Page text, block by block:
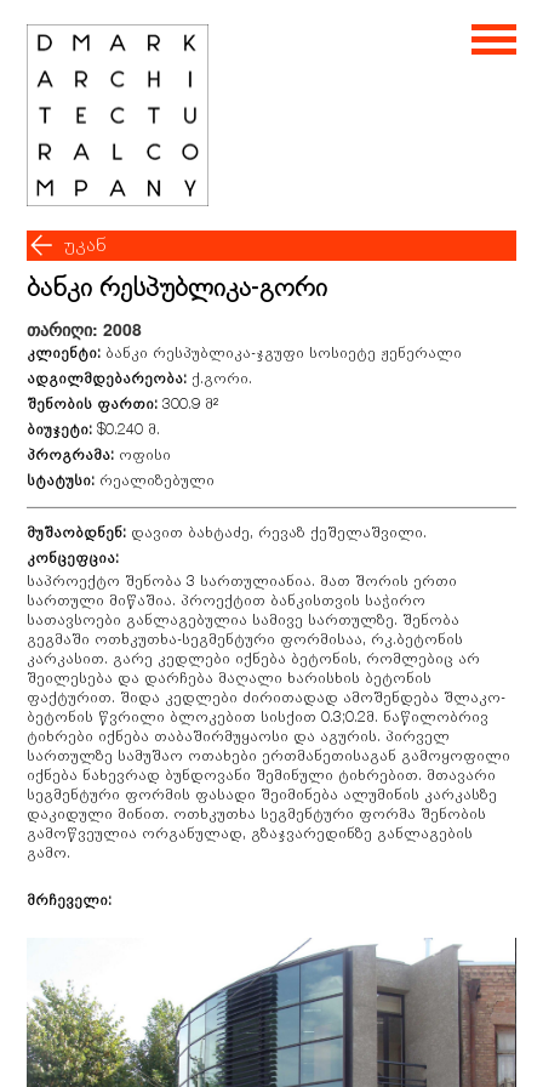
უკან
ბანკი რესპუბლიკა-გორი
თარიღი: 2008
კლიენტი: ბანკი რესპუბლიკა-ჯგუფი სოსიეტე ჟენერალი
ადგილმდებარეობა: ქ.გორი.
შენობის ფართი: 300.9 მ²
ბიუჯეტი: $0.240 მ.
პროგრამა: ოფისი
სტატუსი: რეალიზებული
მუშაობდნენ: დავით ბახტაძე, რევაზ ქეშელაშვილი.
კონცეფცია:
საპროექტო შენობა 3 სართულიანია. მათ შორის ერთი
სართული მიწაშია. პროექტით ბანკისთვის საჭირო
სათავსოები განლაგებულია სამივე სართულზე. შენობა
გეგმაში ოთხკუთხა-სეგმენტური ფორმისაა, რკ.ბეტონის
კარკასით. გარე კედლები იქნება ბეტონის, რომლებიც არ
შეილესება და დარჩება მაღალი ხარისხის ბეტონის
ფაქტურით. შიდა კედლები ძირითადად ამოშენდება შლაკო-
ბეტონის წვრილი ბლოკებით სისქით 0.3;0.2მ. ნაწილობრივ
ტიხრები იქნება თაბაშირმუყაოსი და აგურის. პირველ
სართულზე სამუშაო ოთახები ერთმანეთისაგან გამოყოფილი
იქნება ნახევრად ბუნდოვანი შემინული ტიხრებით. მთავარი
სეგმენტური ფორმის ფასადი შეიმინება ალუმინის კარკასზე
დაკიდული მინით. ოთხკუთხა სეგმენტური ფორმა შენობის
გამოწვეულია ორგანულად, გზაჯვარედინზე განლაგების
გამო.
მრჩეველი: